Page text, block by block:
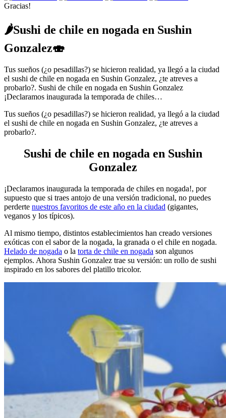
Gracias!
🌶Sushi de chile en nogada en Sushin
Gonzalez🍣
Tus sueños (¿o pesadillas?) se hicieron realidad, ya llegó a la ciudad
el sushi de chile en nogada en Sushin Gonzalez, ¿te atreves a
probarlo?. Sushi de chile en nogada en Sushin Gonzalez
¡Declaramos inaugurada la temporada de chiles…
Tus sueños (¿o pesadillas?) se hicieron realidad, ya llegó a la ciudad
el sushi de chile en nogada en Sushin Gonzalez, ¿te atreves a
probarlo?.
Sushi de chile en nogada en Sushin
Gonzalez
¡Declaramos inaugurada la temporada de chiles en nogada!, por
supuesto que si traes antojo de una versión tradicional, no puedes
perderte nuestros favoritos de este año en la ciudad (gigantes,
veganos y los típicos).
Al mismo tiempo, distintos establecimientos han creado versiones
exóticas con el sabor de la nogada, la granada o el chile en nogada.
Helado de nogada o la torta de chile en nogada son algunos
ejemplos. Ahora Sushin Gonzalez trae su versión: un rollo de sushi
inspirado en los sabores del platillo tricolor.